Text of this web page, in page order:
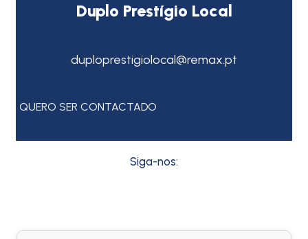
Duplo Prestígio Local
duploprestigiolocal@remax.pt
QUERO SER CONTACTADO
Siga-nos: